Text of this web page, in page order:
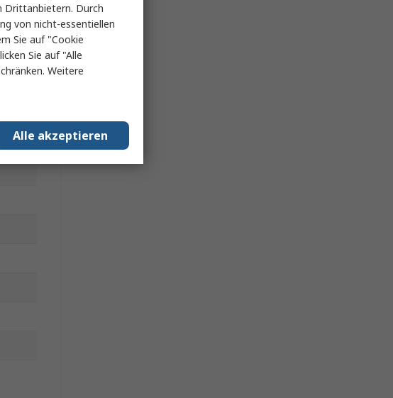
Drittanbietern. Durch
von nicht-essentiellen
Sie auf "Cookie
Sie auf "Alle
Weitere
Alle akzeptieren